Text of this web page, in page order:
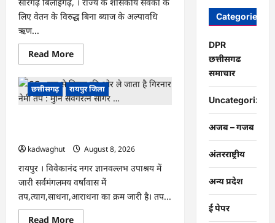
समीक्षा
…
लिए वेतन के विरुद्ध बिना ब्याज के अल्पावधि
ऋण...
Read MoreRead
more
CG
:
वेतन
के
मिलेगा
बिना
ब्याज
अल्पावधि
ऋण
छत्तीसगढ़ रायपुर जिला
kadwaghut
August 8, 2026
रायपुर । विवेकानंद नगर ज्ञानवल्लभ उपाश्रय में
जारी सर्वमंगलमय वर्षावास में
तप,त्याग,साधना,आराधना का क्रम जारी है। तप...
Read MoreRead
Categories
DPR
छत्तीसगढ
समाचार
Uncategorized
अजब – गजब
अंतरराष्ट्रीय
अन्य प्रदेश
ई पेपर